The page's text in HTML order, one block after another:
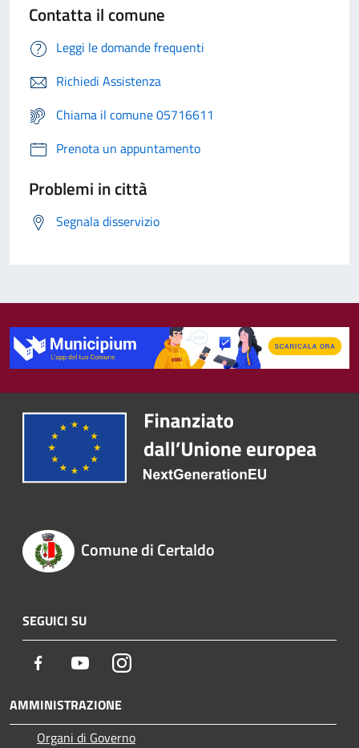
Contatta il comune
Leggi le domande frequenti
Richiedi Assistenza
Chiama il comune 05716611
Prenota un appuntamento
Problemi in città
Segnala disservizio
Comune di Certaldo
SEGUICI SU
Facebook YoutubeInstagram
AMMINISTRAZIONE
Organi di Governo